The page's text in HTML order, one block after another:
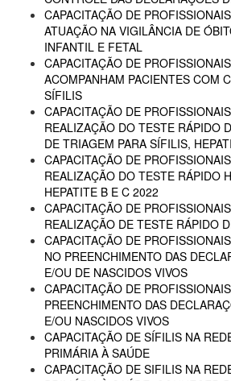
CAPACITAÇÃO DE
ATUAÇÃO NA VIGILÂNCIA DE
INFANTIL E FETAL
CAPACITAÇÃO DE
ACOMPANHAM PACIENTES COM
SÍFILIS
CAPACITAÇÃO DE
REALIZAÇÃO DO TESTE RÁPIDO
DE TRIAGEM PARA SÍFILIS,
CAPACITAÇÃO DE
REALIZAÇÃO DO TESTE RÁPIDO
HEPATITE B E C 2022
CAPACITAÇÃO DE
REALIZAÇÃO DE TESTE RÁPIDO
CAPACITAÇÃO DE
NO PREENCHIMENTO DAS
E/OU DE NASCIDOS VIVOS
CAPACITAÇÃO DE
PREENCHIMENTO DAS
E/OU NASCIDOS VIVOS
CAPACITAÇÃO DE SÍFILIS NA
PRIMÁRIA À SAÚDE
CAPACITAÇÃO DE SIFILIS NA